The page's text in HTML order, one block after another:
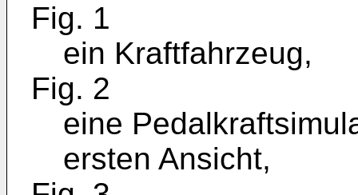
Fig. 1
ein Kraftfahrzeug,
Fig. 2
eine
ersten Ansicht,